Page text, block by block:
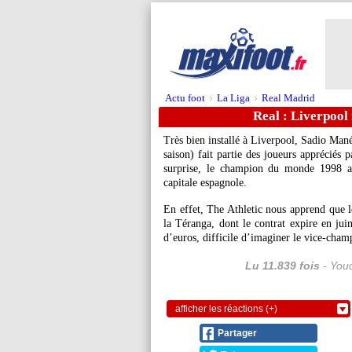
Actu foot > La Liga > Real Madrid
Real : Liverpool
Très bien installé à Liverpool, Sadio
saison) fait partie des joueurs appréciés
surprise, le champion du monde 1998
capitale espagnole.
En effet, The Athletic nous apprend que
la Téranga, dont le contrat expire en
d’euros, difficile d’imaginer le vice-
Lu 11.839 fois -
afficher les réactions (+)
Partager